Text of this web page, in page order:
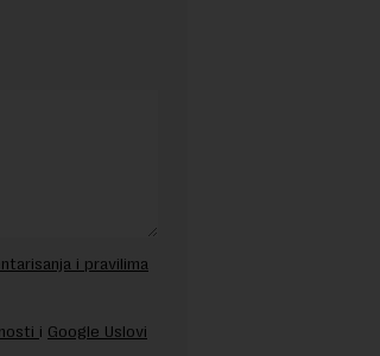
i pravilima
i Google Uslovi